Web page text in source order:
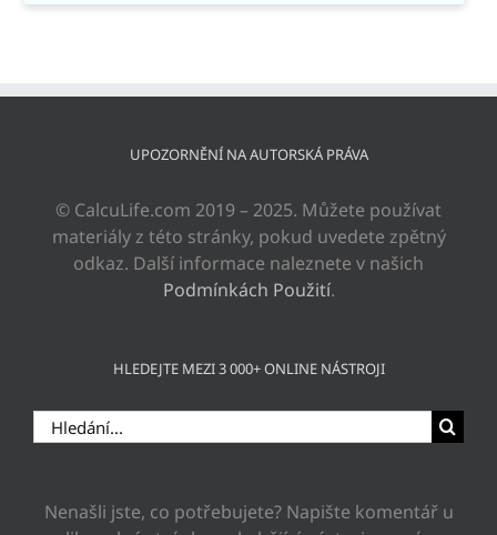
UPOZORNĚNÍ NA AUTORSKÁ PRÁVA
© CalcuLife.com 2019 – 2025. Můžete používat
materiály z této stránky, pokud uvedete zpětný
odkaz. Další informace naleznete v našich
Podmínkách Použití.
HLEDEJTE MEZI 3 000+ ONLINE NÁSTROJI
Hledat:
Nenašli jste, co potřebujete? Napište komentář u